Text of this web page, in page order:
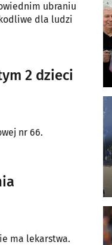
ubraniu
dla ludzi
2 dzieci
nr 66.
ma lekarstwa.